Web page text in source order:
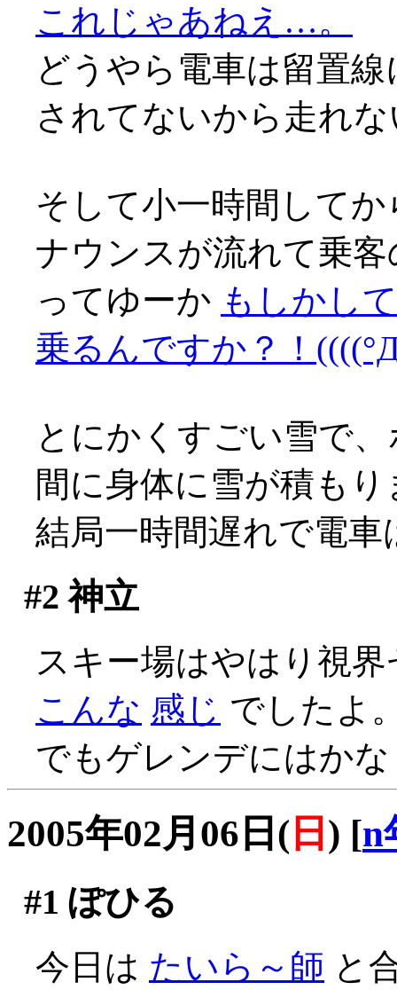
これじゃあねえ…。
どうやら電車は留置
されてないから走れ
そして小一時間して
ナウンスが流れて乗
ってゆーか もしかし
乗るんですか？！
とにかくすごい雪で
間に身体に雪が積も
結局一時間遅れで電車
#2 神立
スキー場はやはり視
こんな 感じ でしたよ
でもゲレンデにはか
2005年02月06日( 日 ) [n
#1 ぽひる
今日は たいら～師 と